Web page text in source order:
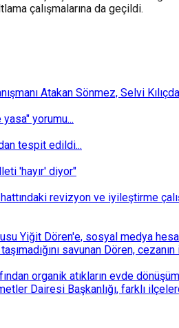
çalışmalarına da geçildi.
Atakan Sönmez, Selvi
yorumu...
tespit edildi...
'hayır' diyor"
hattındaki revizyon ve iyileştirme
Yiğit Dören'e, sosyal medya
savunan Dören,
organik atıkların evde
Dairesi Başkanlığı, farklı